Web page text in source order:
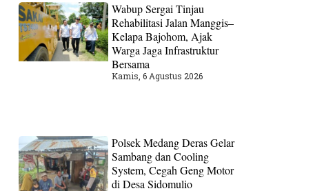
Wabup Sergai Tinjau
Rehabilitasi Jalan Manggis–
Kelapa Bajohom, Ajak
Warga Jaga Infrastruktur
Bersama
Kamis, 6 Agustus 2026
Polsek Medang Deras Gelar
Sambang dan Cooling
System, Cegah Geng Motor
di Desa Sidomulio